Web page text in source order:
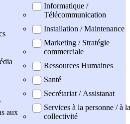
aux
Informatique /
Télécommunication
Installation / Maintenance
Marketing / Stratégie
commerciale
Ressources Humaines
Santé
Secrétariat / Assistanat
Services à la personne / à la
collectivité